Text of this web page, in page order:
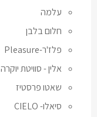
עלמה
חלום בלבן
פלז'ר-Pleasure
אלין - סוויטת יוקרה
שאטו פרסטיז
סיאלו- CIELO